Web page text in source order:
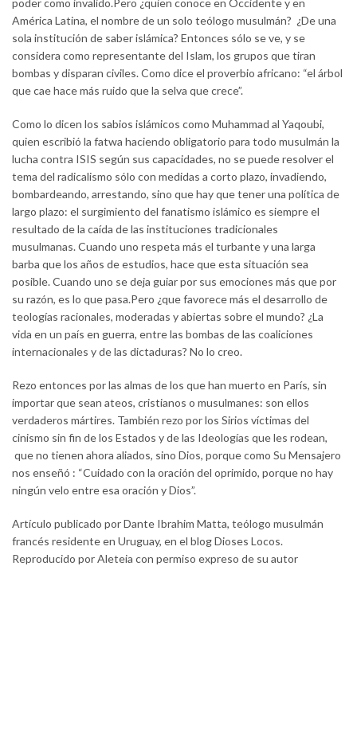
América Latina, el nombre de un solo teólogo musulmán? ¿De una
sola institución de saber islámica? Entonces sólo se ve, y se
considera como representante del Islam, los grupos que tiran
bombas y disparan civiles. Como dice el proverbio africano: “el árbol
que cae hace más ruido que la selva que crece”.
Como lo dicen los sabios islámicos como Muhammad al Yaqoubi,
quien escribió la fatwa haciendo obligatorio para todo musulmán la
lucha contra ISIS según sus capacidades, no se puede resolver el
tema del radicalismo sólo con medidas a corto plazo, invadiendo,
bombardeando, arrestando, sino que hay que tener una política de
largo plazo: el surgimiento del fanatismo islámico es siempre el
resultado de la caída de las instituciones tradicionales
musulmanas. Cuando uno respeta más el turbante y una larga
barba que los años de estudios, hace que esta situación sea
posible. Cuando uno se deja guiar por sus emociones más que por
su razón, es lo que pasa.Pero ¿que favorece más el desarrollo de
teologías racionales, moderadas y abiertas sobre el mundo? ¿La
vida en un país en guerra, entre las bombas de las coaliciones
internacionales y de las dictaduras? No lo creo.
Rezo entonces por las almas de los que han muerto en París, sin
importar que sean ateos, cristianos o musulmanes: son ellos
verdaderos mártires. También rezo por los Sirios víctimas del
cinismo sin fin de los Estados y de las Ideologías que les rodean,
que no tienen ahora aliados, sino Dios, porque como Su Mensajero
nos enseñó : “Cuidado con la oración del oprimido, porque no hay
ningún velo entre esa oración y Dios”.
Artículo publicado por Dante Ibrahim Matta, teólogo musulmán
francés residente en Uruguay, en el blog Dioses Locos.
Reproducido por Aleteia con permiso expreso de su autor